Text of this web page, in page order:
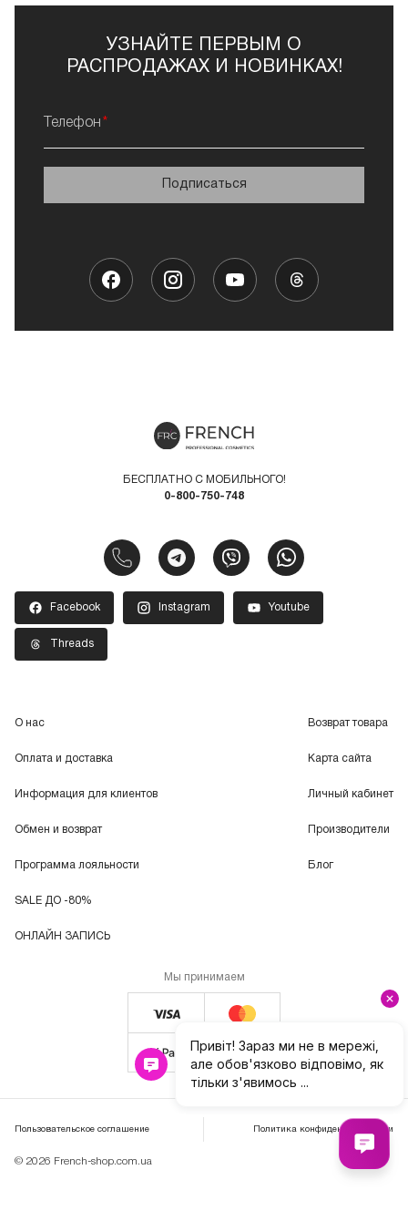
УЗНАЙТЕ ПЕРВЫМ О
РАСПРОДАЖАХ И НОВИНКАХ!
Телефон
Подписаться
БЕСПЛАТНО С МОБИЛЬНОГО!
0-800-750-748
Facebook Instagram Youtube
Threads
О нас
Оплата и доставка
Информация для клиентов
Обмен и возврат
Программа лояльности
SALE ДО -80%
ОНЛАЙН ЗАПИСЬ
Возврат товара
Карта сайта
Личный кабинет
Производители
Блог
Мы принимаем
© 2026 French-shop.com.ua
Пользовательское соглашение Политика конфиденциальности